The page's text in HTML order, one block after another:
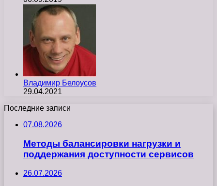
Владимир Белоусов
29.04.2021
Последние записи
07.08.2026
Методы балансировки нагрузки и
поддержания доступности сервисов
26.07.2026